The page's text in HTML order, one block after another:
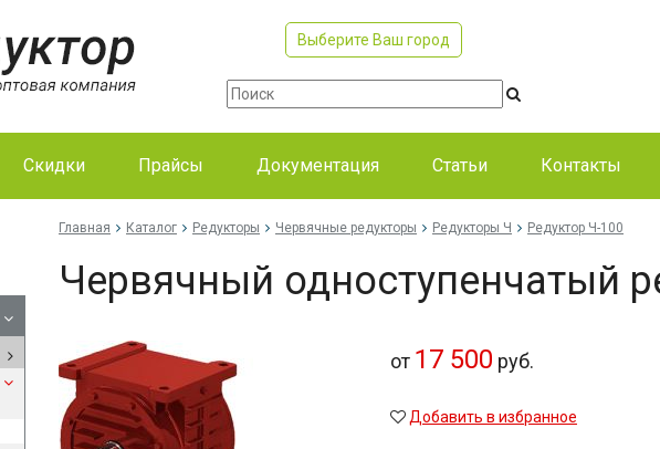
Выберите Ваш город
Скидки Прайсы Документация Статьи Контакты
Главная Каталог Редукторы Червячные редукторы Редукторы Ч Редуктор Ч-100
Червячный одноступенчатый
от 17 500 руб.
Добавить в избранное